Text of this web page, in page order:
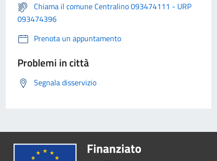
Chiama il comune Centralino 093474111 - URP
093474396
Prenota un appuntamento
Problemi in città
Segnala disservizio